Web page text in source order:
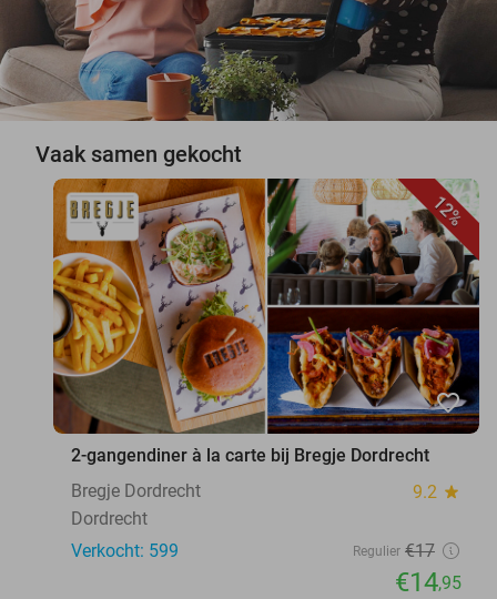
Vaak samen gekocht
12%
favorite_border
2-gangendiner à la carte bij Bregje Dordrecht
Bregje Dordrecht
9.2 star
Dordrecht
Verkocht: 599
Regulier €17
€14,95